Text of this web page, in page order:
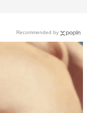
Recommended by